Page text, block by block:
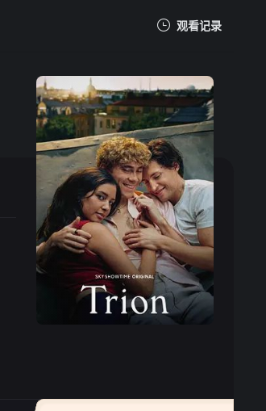
观看记录
暂无观看影片的记录